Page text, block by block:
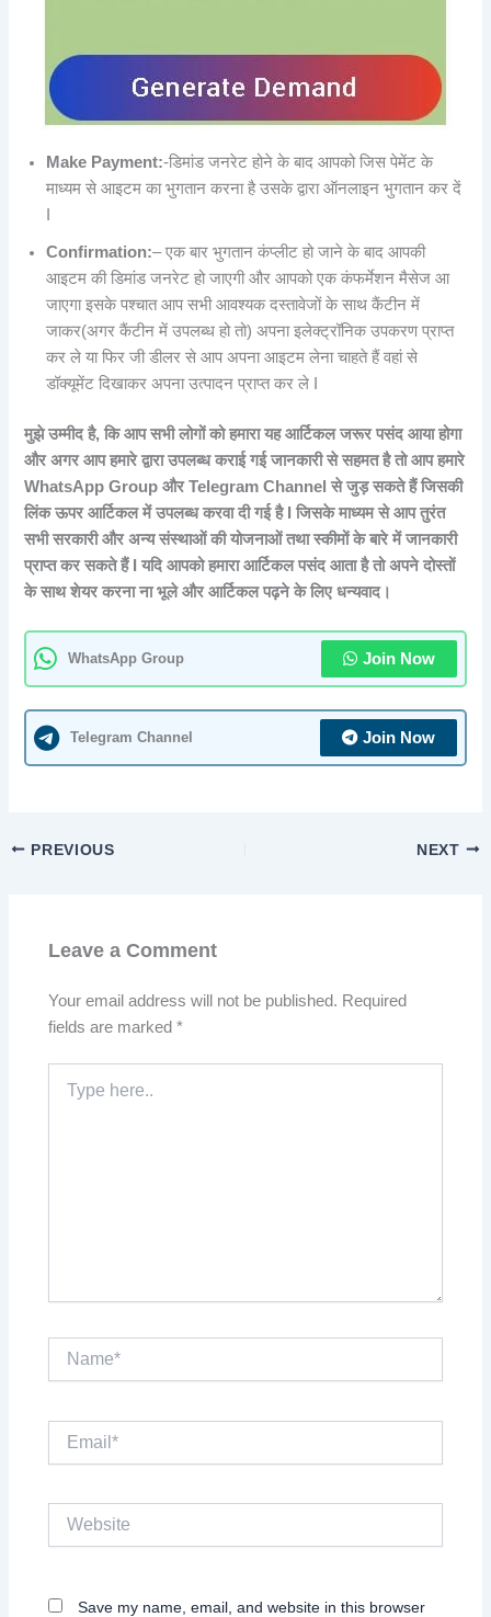
Make Payment:-डिमांड जनरेट होने के बाद आपको जिस पेमेंट के
माध्यम से आइटम का भुगतान करना है उसके द्वारा ऑनलाइन भुगतान कर दें
Confirmation:– एक बार भुगतान कंप्लीट हो जाने के बाद आपकी
आइटम की डिमांड जनरेट हो जाएगी और आपको एक कंफर्मेशन मैसेज आ
जाएगा इसके पश्चात आप सभी आवश्यक दस्तावेजों के साथ कैंटीन में
जाकर(अगर कैंटीन में उपलब्ध हो तो) अपना इलेक्ट्रॉनिक उपकरण प्राप्त
कर ले या फिर जी डीलर से आप अपना आइटम लेना चाहते हैं वहां से
डॉक्यूमेंट दिखाकर अपना उत्पादन प्राप्त कर ले I
मुझे उम्मीद है, कि आप सभी लोगों को हमारा यह आर्टिकल जरूर पसंद आया होगा
और अगर आप हमारे द्वारा उपलब्ध कराई गई जानकारी से सहमत है तो आप हमारे
WhatsApp Group और Telegram Channel से जुड़ सकते हैं जिसकी
लिंक ऊपर आर्टिकल में उपलब्ध करवा दी गई है I जिसके माध्यम से आप तुरंत
सभी सरकारी और अन्य संस्थाओं की योजनाओं तथा स्कीमों के बारे में जानकारी
प्राप्त कर सकते हैं I यदि आपको हमारा आर्टिकल पसंद आता है तो अपने दोस्तों
के साथ शेयर करना ना भूले और आर्टिकल पढ़ने के लिए धन्यवाद।
WhatsApp Group Join Now
Telegram Channel Join Now
PREVIOUS NEXT
Leave a Comment
Your email address will not be published. Required
fields are marked*
here..
Name*
Website
Save my name, email, and website in this browser